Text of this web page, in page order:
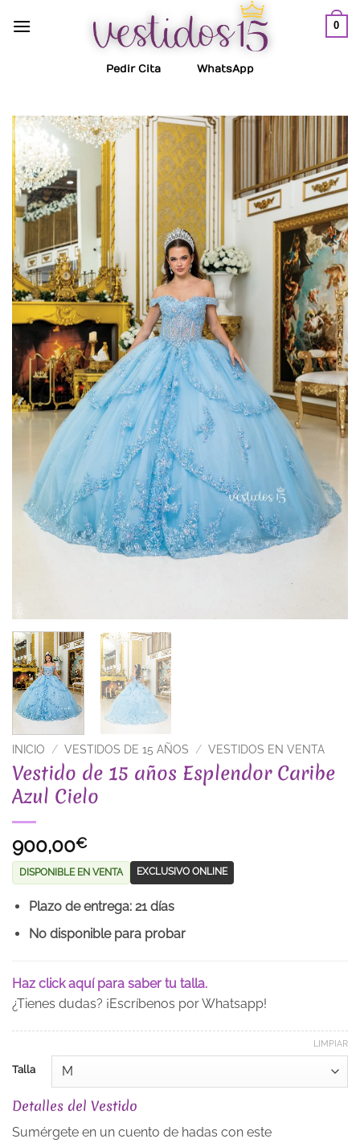
0
Pedir Cita WhatsApp
INICIO / VESTIDOS DE 15 AÑOS / VESTIDOS EN VENTA
Vestido de 15 años Esplendor Caribe
Azul Cielo
900,00€
DISPONIBLE EN VENTA EXCLUSIVO ONLINE
Plazo de entrega: 21 días
No disponible para probar
Haz click aquí para saber tu talla.
¿Tienes dudas? ¡Escríbenos por Whatsapp!
Talla
LIMPIAR
Detalles del Vestido
Sumérgete en un cuento de hadas con este